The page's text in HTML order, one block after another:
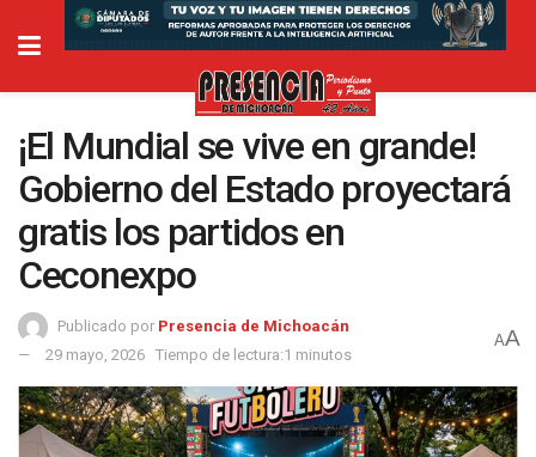
¡El Mundial se vive en grande!
Gobierno del Estado proyectará
gratis los partidos en
Ceconexpo
Publicado por Presencia de Michoacán
29 mayo, 2026 Tiempo de lectura:1 minutos
AA